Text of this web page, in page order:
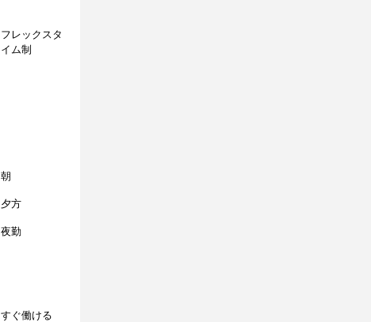
フレックスタ
イム制
朝
夕方
夜勤
すぐ働ける